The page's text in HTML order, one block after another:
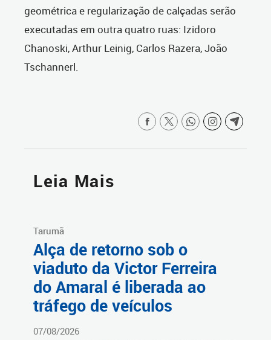
geométrica e regularização de calçadas serão
executadas em outra quatro ruas: Izidoro
Chanoski, Arthur Leinig, Carlos Razera, João
Tschannerl.
Leia Mais
Tarumã
Alça de retorno sob o
viaduto da Victor Ferreira
do Amaral é liberada ao
tráfego de veículos
07/08/2026